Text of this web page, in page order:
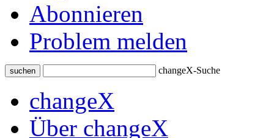
Abonnieren
Problem melden
suchen changeX-Suche
changeX
Über changeX